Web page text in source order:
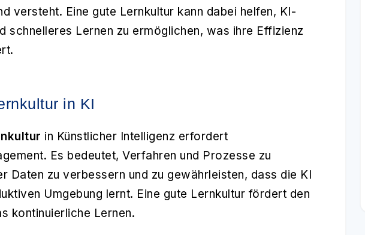
versteht. Eine gute Lernkultur kann dabei helfen, KI-
schnelleres Lernen zu ermöglichen, was ihre Effizienz
in KI
in Künstlicher Intelligenz erfordert
Es bedeutet, Verfahren und Prozesse zu
Daten zu verbessern und zu gewährleisten, dass die KI
Umgebung lernt. Eine gute Lernkultur fördert den
kontinuierliche Lernen.